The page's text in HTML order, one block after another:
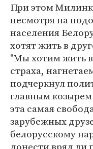
При этом
несмотря на
населения
хотят жить в
"Мы хотим жить в
страха,
подчеркнул
главным
эта самая
зарубежных
белорусскому